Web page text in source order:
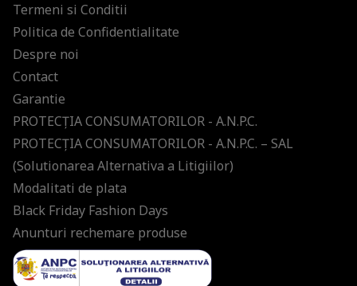
Termeni si Conditii
Politica de Confidentialitate
Despre noi
Contact
Garantie
PROTECŢIA CONSUMATORILOR - A.N.P.C.
PROTECŢIA CONSUMATORILOR - A.N.P.C. – SAL
(Solutionarea Alternativa a Litigiilor)
Modalitati de plata
Black Friday Fashion Days
Anunturi rechemare produse